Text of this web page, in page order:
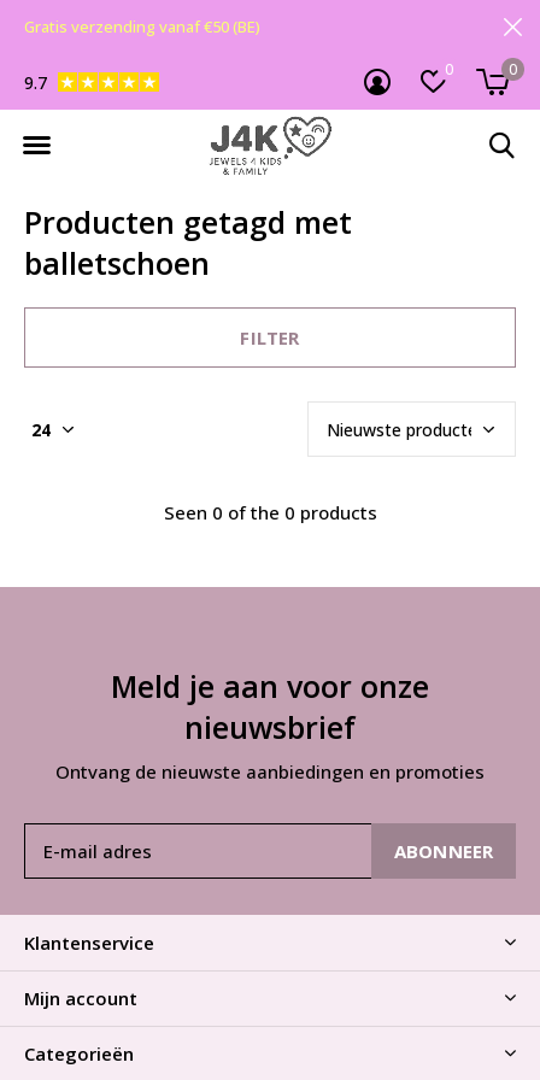
0 0
9.7
Gratis verzending vanaf €50 (BE)
Producten getagd met
balletschoen
FILTER
Seen 0 of the 0 products
Meld je aan voor onze
nieuwsbrief
Ontvang de nieuwste aanbiedingen en promoties
ABONNEER
Klantenservice
Mijn account
Categorieën